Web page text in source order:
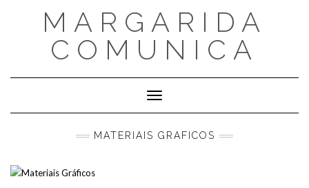
MARGARIDA
COMUNICA
Toggle Navigation
MATERIAIS GRAFICOS